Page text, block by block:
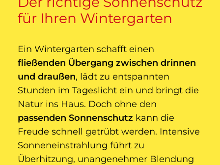
für Ihren Wintergarten
Ein Wintergarten schafft einen
fließenden Übergang zwischen drinnen
und draußen, lädt zu entspannten
Stunden im Tageslicht ein und bringt die
Natur ins Haus. Doch ohne den
passenden Sonnenschutz kann die
Freude schnell getrübt werden. Intensive
Sonneneinstrahlung führt zu
Überhitzung, unangenehmer Blendung